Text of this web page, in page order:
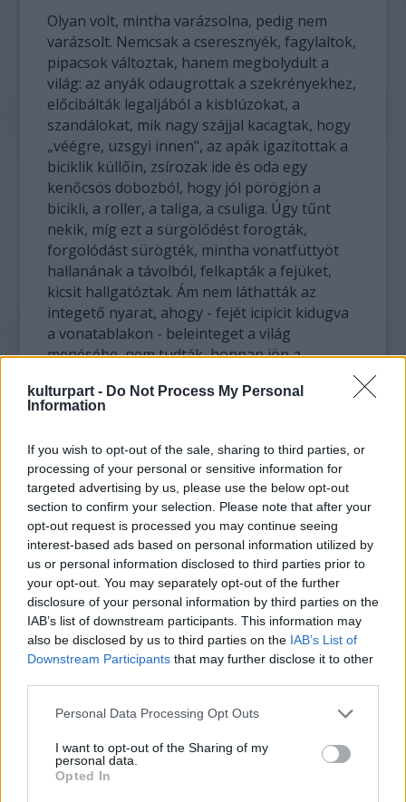
kulturpart - Do Not Process My Personal
Information
If you wish to opt-out of the sale, sharing to third parties, or
processing of your personal or sensitive information for
targeted advertising by us, please use the below opt-out
section to confirm your selection. Please note that after your
opt-out request is processed you may continue seeing
interest-based ads based on personal information utilized by
us or personal information disclosed to third parties prior to
your opt-out. You may separately opt-out of the further
disclosure of your personal information by third parties on the
IAB’s list of downstream participants. This information may
also be disclosed by us to third parties on the IAB’s List of
Downstream Participants that may further disclose it to other
Please note that this website/app uses one or more Google
not limited to your visit or usage behaviour. You may click to
grant or deny consent to Google and its third-party tags to
use your data for below specified purposes in below Google
Personal Data Processing Opt Outs
I want to opt-out of the Sharing of my
personal data.
Opted In
Olyan volt, mintha varázsolna, pedig nem
varázsolt. Nemcsak a cseresznyék, fagylaltok,
pipacsok változtak, hanem megbolydult a
világ: az anyák odaugrottak a szekrényekhez,
előcibálták legaljából a kisblúzokat, a
szandálokat, mik nagy szájjal kacagtak, hogy
„véégre, uzsgyi innen", az apák igazítottak a
biciklik küllőin, zsírozak ide és oda egy
kenőcsös dobozból, hogy jól pörögjön a
bicikli, a roller, a taliga, a csuliga. Úgy tűnt
nekik, míg ezt a sürgölődést forogták,
forgolódást sürögték, mintha vonatfüttyöt
hallanának a távolból, felkapták a fejüket,
kicsit hallgatóztak. Ám nem láthatták az
integető nyarat, ahogy - fejét icipicit kidugva
a vonatablakon - beleinteget a világ
menésébe, nem tudták, honnan jön a
A nyár úgy gondolta, idő múltával, hogy
utazásban a hadonászás, hát legyen az, hogy
megérkezett.
Lekászálódott a vonatról egy állomáson.
Húzta a koffert, törölgette a homlokát, majd
leült az állomás padjára.
Már nem tudta egészen pontosan, hogy le
akart-e szállni vagy sem, de ez most így jó
volt: ülni, törölgetni, szuszogni.
A vonatok haladtak, némelyik megállás
nélkül, némelyik megállva.
A nyár ült az állomás
padján, elővette a